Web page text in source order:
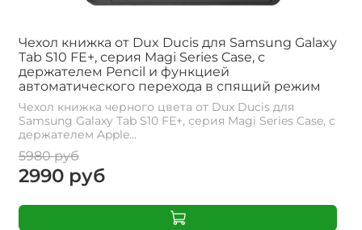
Чехол книжка от Dux Ducis для Samsung Galaxy
Tab S10 FE+, серия Magi Series Case, с
держателем Pencil и функцией
автоматического перехода в спящий режим
Чехол книжка черного цвета от Dux Ducis для
Samsung Galaxy Tab S10 FE+, серия Magi Series Case, с
держателем Apple...
5980 руб
2990 руб